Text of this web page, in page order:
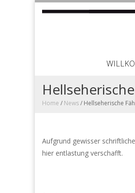
Home / News/ Hellseherische
Aufgrund gewisser
hier entlastung verschafft.